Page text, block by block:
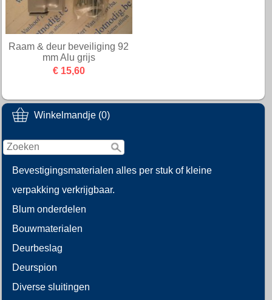
Winkelmandje (0)
Bevestigingsmaterialen alles per stuk of kleine
verpakking verkrijgbaar.
Blum onderdelen
Bouwmaterialen
Deurbeslag
Deurspion
Diverse sluitingen
Raam & deur beveiliging 92
mm Alu grijs
€ 15,60